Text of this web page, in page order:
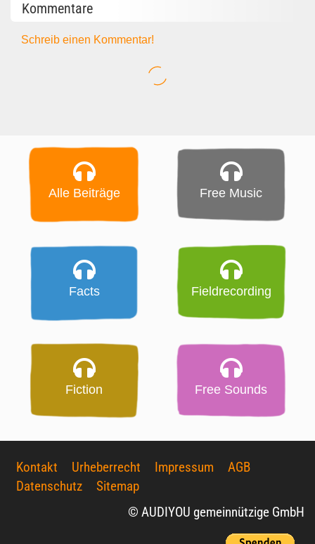
Kommentare
Schreib einen Kommentar!
Alle Beiträge Free Music
Facts Fieldrecording
Fiction Free Sounds
Kontakt Urheberrecht Impressum
AGB
Datenschutz
Sitemap
© AUDIYOU gemeinnützige GmbH